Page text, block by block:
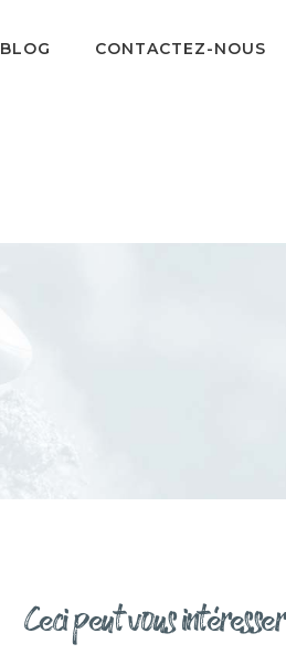
BLOG CONTACTEZ-NOUS
Ceci peut vous intéresser